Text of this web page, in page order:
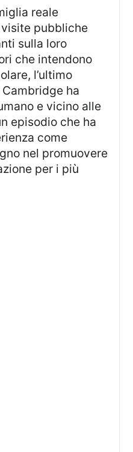
pubbliche
sulla loro
che intendono
l’ultimo
ha
e vicino alle
episodio che ha
come
nel promuovere
per i più